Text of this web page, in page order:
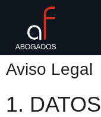
Aviso Legal
1. DATOS